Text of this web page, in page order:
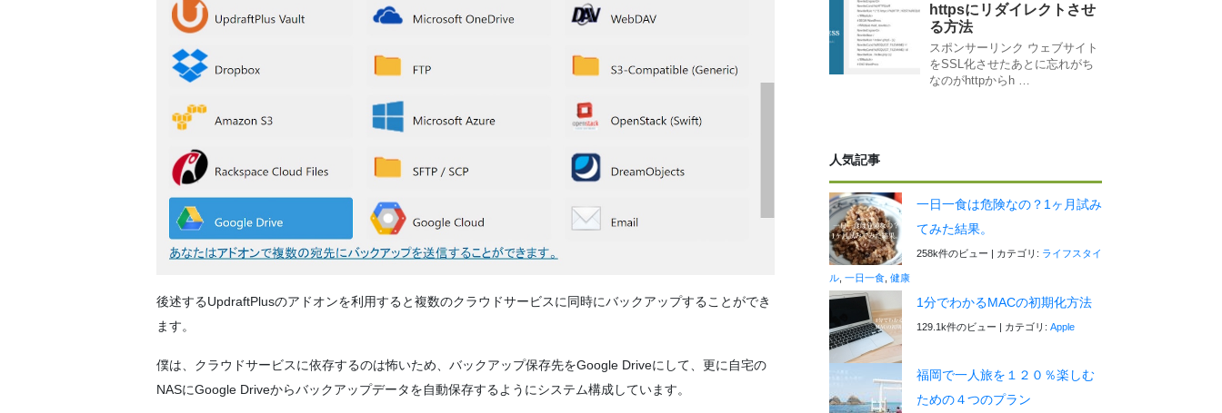
後述するUpdraftPlusのアドオンを利用すると複数のクラウドサービスに同時にバックアップすることができ
ます。
僕は、クラウドサービスに依存するのは怖いため、バックアップ保存先をGoogle Driveにして、更に自宅の
NASにGoogle Driveからバックアップデータを自動保存するようにシステム構成しています。
httpsにリダイレクトさせ
る方法
スポンサーリンク ウェブサイト
をSSL化させたあとに忘れがち
なのがhttpからh …
人気記事
一日一食は危険なの？1ヶ月試み
てみた結果。
258k件のビュー | カテゴリ: ライフスタイ
ル 一日一食 健康
1分でわかるMACの初期化方法
129.1k件のビュー | カテゴリ: Apple
福岡で一人旅を１２０％楽しむ
ための４つのプラン